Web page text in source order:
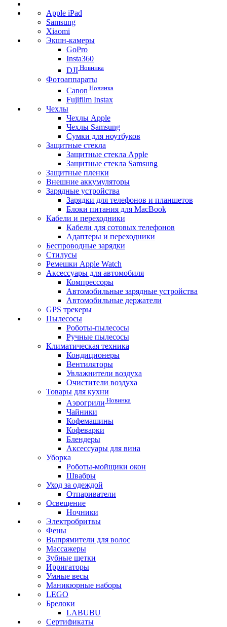
Apple iPad
Samsung
Xiaomi
Экшн-камеры
GoPro
Insta360
DJI Новинка
Фотоаппараты
Canon Новинка
Fujifilm Instax
Чехлы
Чехлы Apple
Чехлы Samsung
Сумки для ноутбуков
Защитные стекла
Защитные стекла Apple
Защитные стекла Samsung
Защитные пленки
Внешние аккумуляторы
Зарядные устройства
Зарядки для телефонов и планшетов
Блоки питания для MacBook
Кабели и переходники
Кабели для сотовых телефонов
Адаптеры и переходники
Беспроводные зарядки
Стилусы
Ремешки Apple Watch
Аксессуары для автомобиля
Компрессоры
Автомобильные зарядные устройства
Автомобильные держатели
GPS трекеры
Пылесосы
Роботы-пылесосы
Ручные пылесосы
Климатическая техника
Кондиционеры
Вентиляторы
Увлажнители воздуха
Очистители воздуха
Товары для кухни
Аэрогрили Новинка
Чайники
Кофемашины
Кофеварки
Блендеры
Аксессуары для вина
Уборка
Роботы-мойщики окон
Швабры
Уход за одеждой
Отпариватели
Освещение
Ночники
Электробритвы
Фены
Выпрямители для волос
Массажеры
Зубные щетки
Ирригаторы
Умные весы
Маникюрные наборы
LEGO
Брелоки
LABUBU
Сертификаты